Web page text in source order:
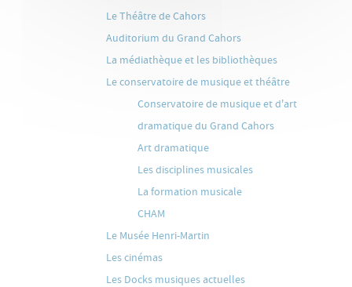
Le Théâtre de Cahors
Auditorium du Grand Cahors
La médiathèque et les bibliothèques
Le conservatoire de musique et théâtre
Conservatoire de musique et d'art
dramatique du Grand Cahors
Art dramatique
Les disciplines musicales
La formation musicale
CHAM
Le Musée Henri-Martin
Les cinémas
Les Docks musiques actuelles